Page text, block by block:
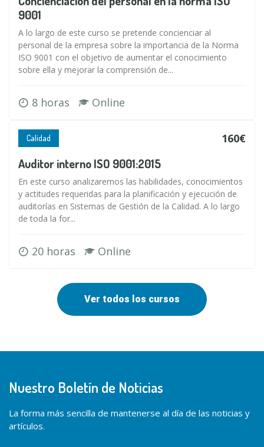
9001
A lo largo de este curso se pretende concienciar al
personal de la empresa sobre la importancia de la Norma
ISO 9001 con el objetivo de aumentar el conocimiento
sobre ella y mejorar la comprensión de...
8 horas Online
Calidad 160€
Auditor interno ISO 9001:2015
En este curso analizaremos las habilidades, conocimientos
y actitudes requeridas para la planificación y ejecución de
auditorías en Sistemas de Gestión de la Calidad. A lo largo
de toda la for...
20 horas Online
Ver todos los cursos
Nuestro Boletín de Noticias
La forma más sencilla de mantenerse al día de las noticias y
artículos.